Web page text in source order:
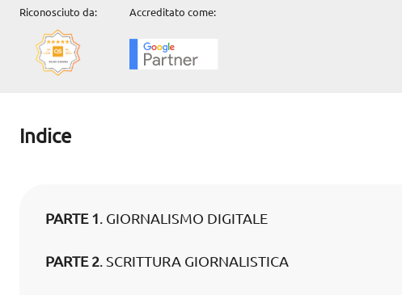
Riconosciuto da: Accreditato come:
Indice
PARTE 1. GIORNALISMO DIGITALE
PARTE 2. SCRITTURA GIORNALISTICA